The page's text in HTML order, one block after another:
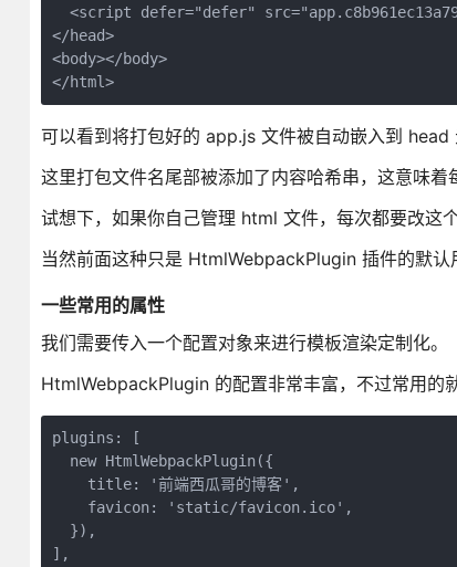
<script defer="defer"
</head>
<body></body>
</html>
可以看到将打包好的 app.js 文件被自动嵌入到 head
这里打包文件名尾部被添加了内容哈希串，这意味着
试想下，如果你自己管理 html 文件，每次都要改这
当然前面这种只是 HtmlWebpackPlugin 插件的默认
一些常用的属性
我们需要传入一个配置对象来进行模板渲染定制化。
HtmlWebpackPlugin 的配置非常丰富，不过常用的就
plugins: [
  new HtmlWebpackPlugin({
    title: '前端西瓜哥的博客',
    favicon: 'static/favicon.ico',
  }),